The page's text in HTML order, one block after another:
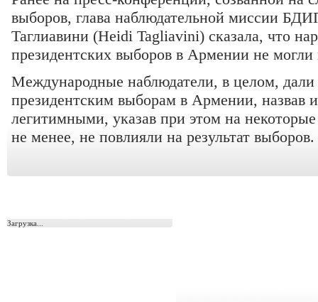
выборов, глава наблюдательной миссии
Таглиавини (Heidi Tagliavini) сказала, что
президентских выборов в Армении не
Международные наблюдатели, в целом,
президентским выборам в Армении, назвав
легитимными, указав при этом на
не менее, не повлияли на результат выборов.
Загрузка...